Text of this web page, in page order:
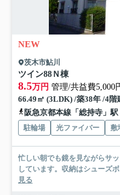
NEW
茨木市鮎川
ツイン88Ｎ棟
8.5万円 管理/共益費5,000
66.49㎡ (3LDK) /築38年 /4階
阪急京都本線「総持寺」
駐輪場 光ファイバー 敷
忙しい朝でも鏡を見ながらサ
しています。収納はシューズ
見る